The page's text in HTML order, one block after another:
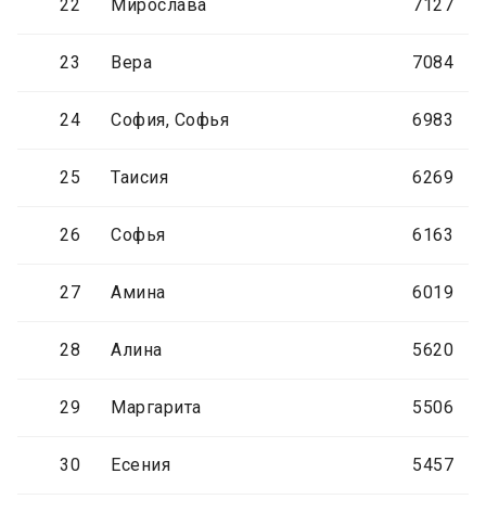
22 Мирослава 7127
23 Вера 7084
24 София, Софья 6983
25 Таисия 6269
26 Софья 6163
27 Амина 6019
28 Алина 5620
29 Маргарита 5506
30 Есения 5457